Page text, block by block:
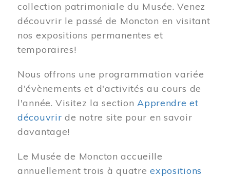
collection patrimoniale du Musée. Venez
découvrir le passé de Moncton en visitant
nos expositions permanentes et
temporaires!
Nous offrons une programmation variée
d'évènements et d'activités au cours de
l'année. Visitez la sectionApprendre et
découvrir de notre site pour en savoir
davantage!
Le Musée de Moncton accueille
annuellement trois à quatreexpositions